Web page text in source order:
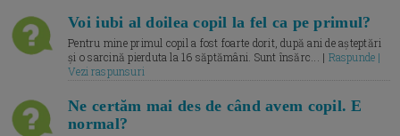
Voi iubi al doilea copil la fel ca pe primul?
Pentru mine primul copil a fost foarte dorit, după ani de așteptări
și o sarcină pierduta la 16 săptămâni. Sunt însărc... | Raspunde |
Vezi raspunsuri
Ne certăm mai des de când avem copil. E
normal?